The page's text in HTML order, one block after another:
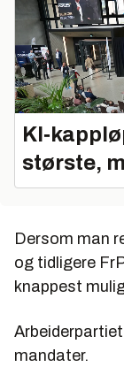
største,
Dersom man
og tidligere
knappest
mandater.